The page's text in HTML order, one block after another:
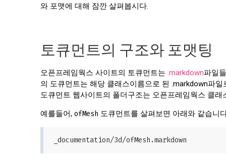
와 포맷에 대해 잠깐 살펴봅시다.
토큐먼트의 구조와 포맷팅
오픈프레임웍스 사이트의 토큐먼트는 .markdown파일
의 도큐먼트는 해당 클래스이름으로 된 .markdown파
도큐먼트 웹사이트의 폴더구조는 오픈프레임웍스 클
예를들어, ofMesh 도큐먼트를 살펴보면 아래와 같습니